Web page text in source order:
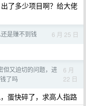
了多少项目啊？给大佬
是赚不到钱 6 月 25 日
但又迫切的问题，进
了吗
6 月
22 日
蛋快碎了，求高人指路